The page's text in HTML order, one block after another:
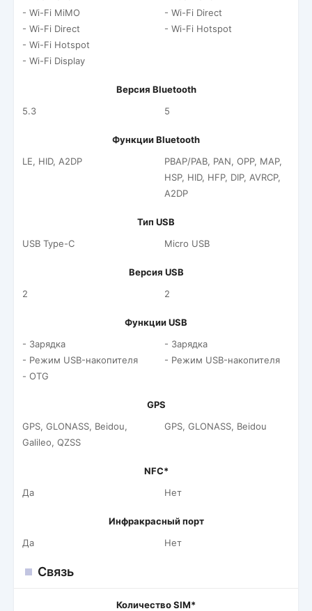
- Wi-Fi MiMO
- Wi-Fi Direct
- Wi-Fi Hotspot
- Wi-Fi Display
- Wi-Fi Direct
- Wi-Fi Hotspot
Версия Bluetooth
5.3
5
Функции Bluetooth
LE, HID, A2DP
PBAP/PAB, PAN, OPP, MAP,
HSP, HID, HFP, DIP, AVRCP,
A2DP
Тип USB
USB Type-C
Micro USB
Версия USB
2
2
Функции USB
- Зарядка
- Режим USB-накопителя
- OTG
- Зарядка
- Режим USB-накопителя
GPS
GPS, GLONASS, Beidou,
Galileo, QZSS
GPS, GLONASS, Beidou
NFC*
Да
Нет
Инфракрасный порт
Да
Нет
Связь
Количество SIM*